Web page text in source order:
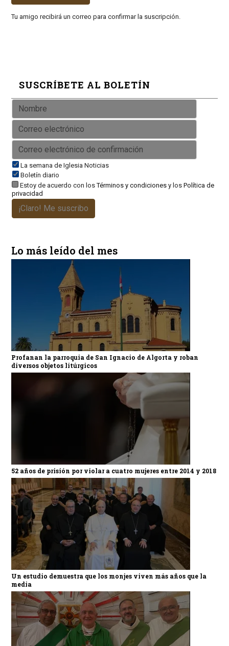
Tu amigo recibirá un correo para confirmar la suscripción.
SUSCRÍBETE AL BOLETÍN
La semana de Iglesia Noticias
Boletín diario
Estoy de acuerdo con losTérminos y condicionesy los Política de
privacidad
¡Claro! Me suscribo
Lo más leído del mes
Profanan la parroquia de San Ignacio de Algorta y roban
diversos objetos litúrgicos
52 años de prisión por violar a cuatro mujeres entre 2014 y 2018
Un estudio demuestra que los monjes viven más años que la
media